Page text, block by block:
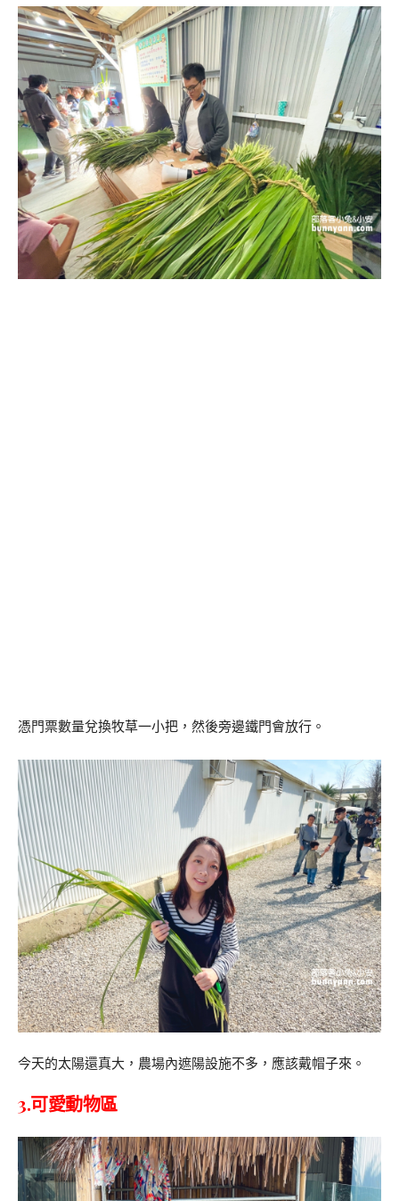
憑門票數量兌換牧草一小把，然後旁邊鐵門會放行。
今天的太陽還真大，農場內遮陽設施不多，應該戴帽子來。
3.可愛動物區